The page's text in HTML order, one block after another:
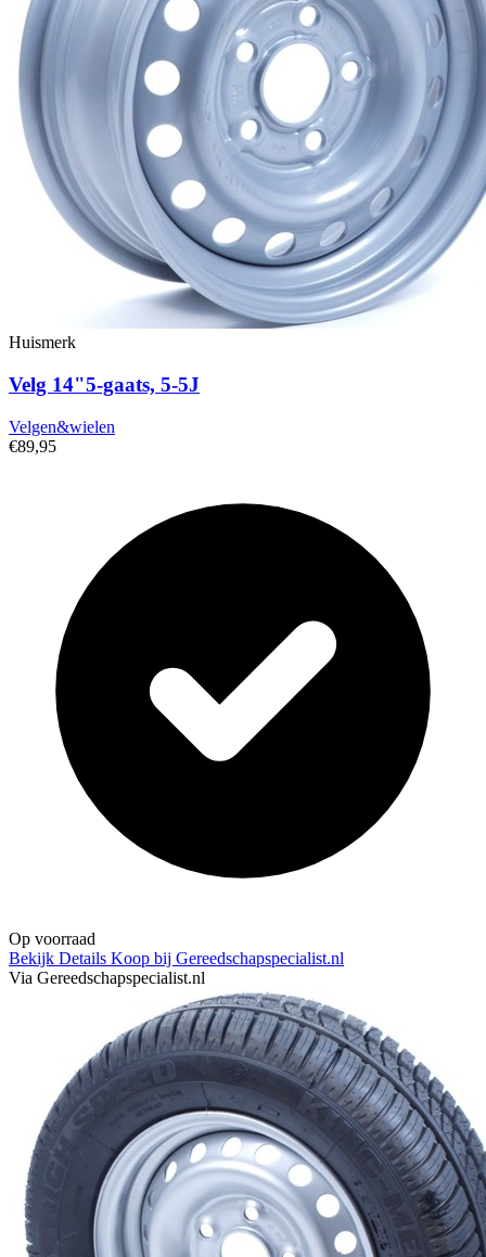
Huismerk
Velg 14"5-gaats, 5-5J
Velgen&wielen
€89,95
Op voorraad
Bekijk Details Koop bij Gereedschapspecialist.nl
Via Gereedschapspecialist.nl